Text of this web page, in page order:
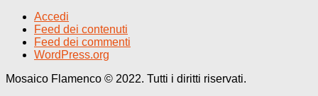
Accedi
Feed dei contenuti
Feed dei commenti
WordPress.org
Mosaico Flamenco © 2022. Tutti i diritti riservati.